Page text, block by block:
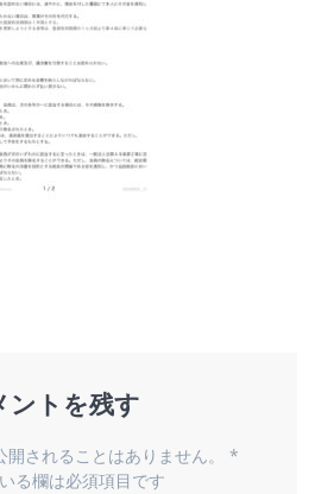
ントを残す
されることはありません。
*
る欄は必須項目です